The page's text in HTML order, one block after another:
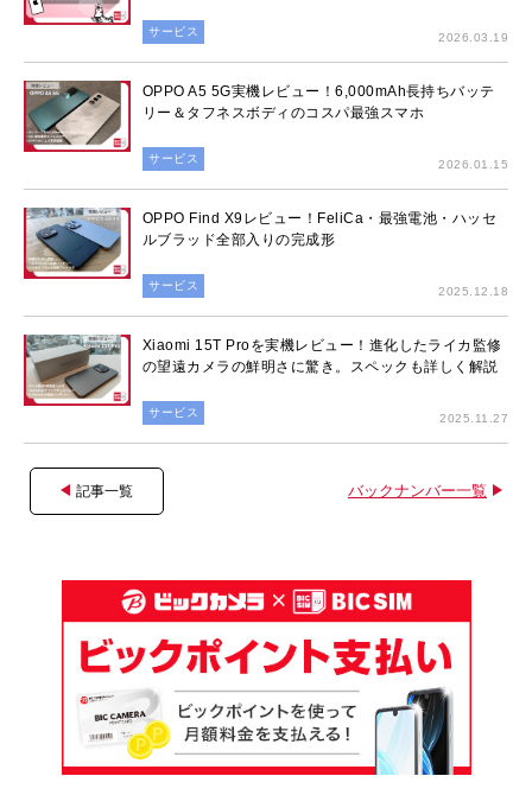
サービス 2026.03.19
OPPO A5 5G実機レビュー！6,000mAh長持ちバッテ
リー＆タフネスボディのコスパ最強スマホ
サービス 2026.01.15
OPPO Find X9レビュー！FeliCa・最強電池・ハッセ
ルブラッド全部入りの完成形
サービス 2025.12.18
Xiaomi 15T Proを実機レビュー！進化したライカ監修
の望遠カメラの鮮明さに驚き。スペックも詳しく解説
サービス 2025.11.27
記事一覧 バックナンバー一覧